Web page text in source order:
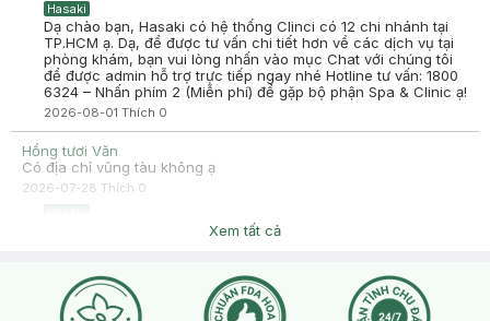
Hasaki
Dạ chào bạn, Hasaki có hệ thống Clinci có 12 chi nhánh tại
TP.HCM ạ. Dạ, để được tư vấn chi tiết hơn về các dịch vụ tại
phòng khám, bạn vui lòng nhấn vào mục Chat với chúng tôi
để được admin hỗ trợ trực tiếp ngay nhé Hotline tư vấn: 1800
6324 – Nhấn phím 2 (Miễn phí) để gặp bộ phận Spa & Clinic ạ!
2026-08-01 Thích 0
Hồng tươi Văn
Có địa chỉ vũng tàu không ạ
2026-07-28 Thích 0
Dạ Vũng Tàu bên em có chi nhánh 177 Ba Cu, P.4, TP. Vũng
admin hỗ trợ trực tiếp nhé: m.me/hasakispa Hoặc mình có thể
gọi Hotline tư vấn miễn phí: 1800 6324 (nhấn phím 2 để gặp
bộ phận Spa & Clinic) ạ.
Xem tất cả